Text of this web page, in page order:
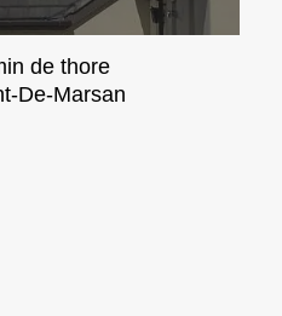
de thore
De-Marsan